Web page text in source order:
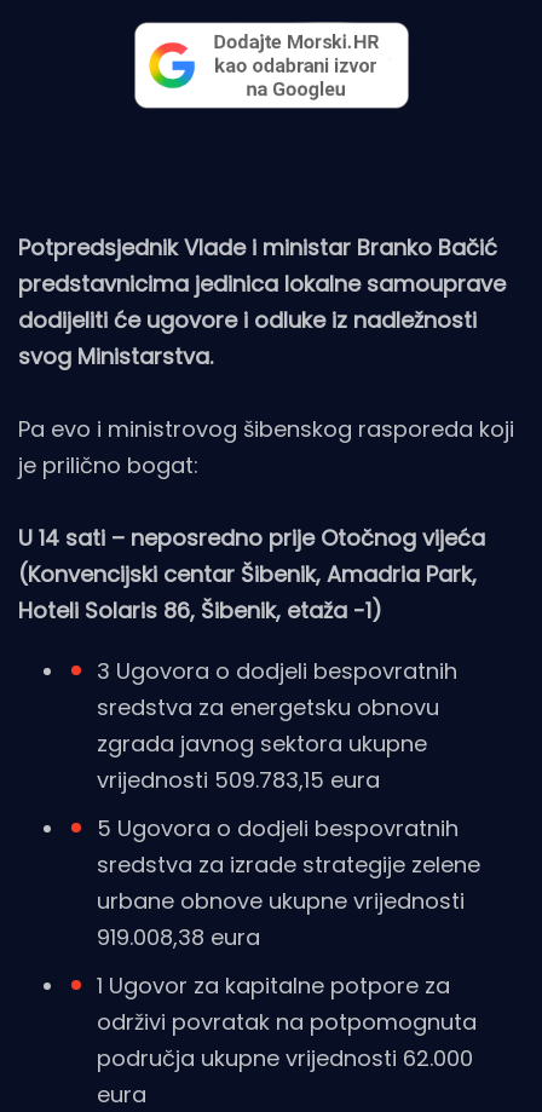
Potpredsjednik Vlade i ministar Branko Bačić
predstavnicima jedinica lokalne samouprave
dodijeliti će ugovore i odluke iz nadležnosti
svog Ministarstva.
Pa evo i ministrovog šibenskog rasporeda koji
je prilično bogat:
U 14 sati – neposredno prije Otočnog vijeća
(Konvencijski centar Šibenik, Amadria Park,
Hoteli Solaris 86, Šibenik, etaža -1)
3 Ugovora o dodjeli bespovratnih
sredstva za energetsku obnovu
zgrada javnog sektora ukupne
vrijednosti 509.783,15 eura
5 Ugovora o dodjeli bespovratnih
sredstva za izrade strategije zelene
urbane obnove ukupne vrijednosti
919.008,38 eura
1 Ugovor za kapitalne potpore za
održivi povratak na potpomognuta
područja ukupne vrijednosti 62.000
eura